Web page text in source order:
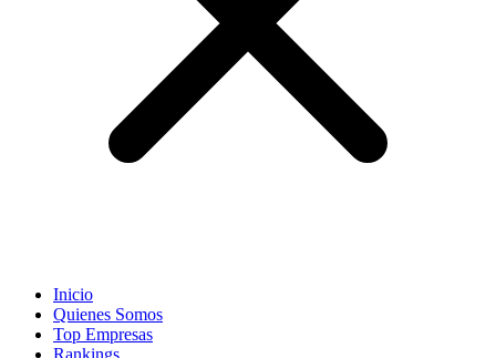
Inicio
Quienes Somos
Top Empresas
Rankings